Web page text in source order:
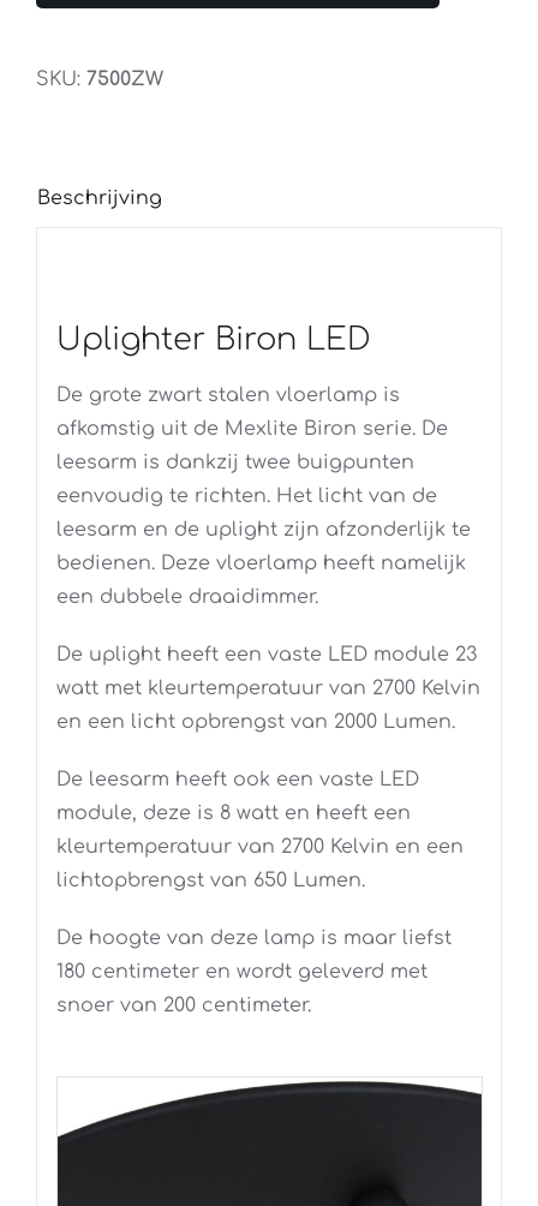
aantal
SKU: 7500ZW
Beschrijving
Uplighter Biron LED
De grote zwart stalen vloerlamp is
afkomstig uit de Mexlite Biron serie. De
leesarm is dankzij twee buigpunten
eenvoudig te richten. Het licht van de
leesarm en de uplight zijn afzonderlijk te
bedienen. Deze vloerlamp heeft namelijk
een dubbele draaidimmer.
De uplight heeft een vaste LED module 23
watt met kleurtemperatuur van 2700 Kelvin
en een licht opbrengst van 2000 Lumen.
De leesarm heeft ook een vaste LED
module, deze is 8 watt en heeft een
kleurtemperatuur van 2700 Kelvin en een
lichtopbrengst van 650 Lumen.
De hoogte van deze lamp is maar liefst
180 centimeter en wordt geleverd met
snoer van 200 centimeter.